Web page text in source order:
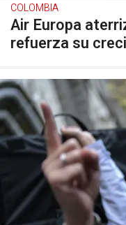
COLOMBIA
Air Europa
refuerza su